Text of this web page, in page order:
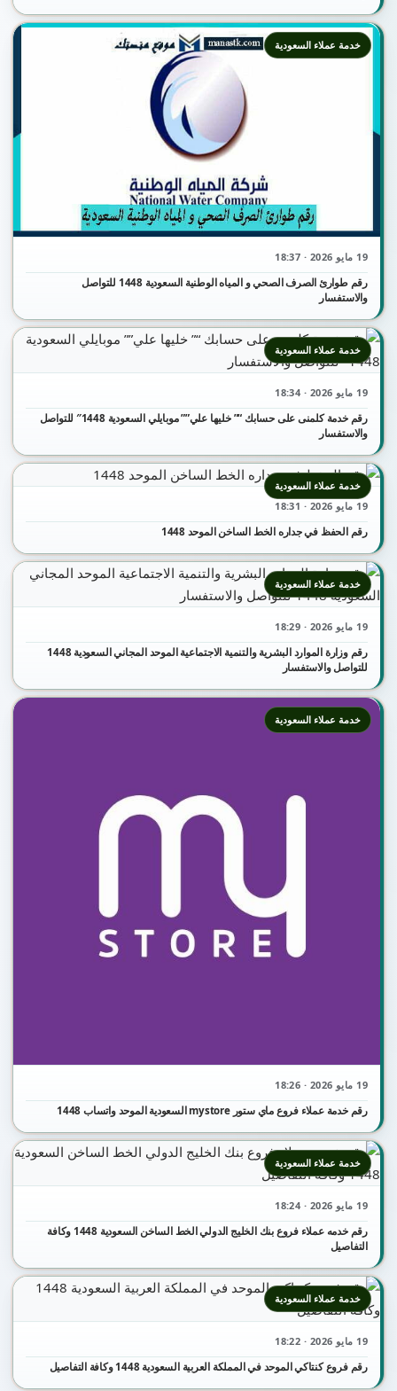
19 مايو 2026 · 18:37
رقم طوارئ الصرف الصحي و المياه الوطنية السعودية 1448 للتواصل
والاستفسار
خدمة عملاء السعودية
19 مايو 2026 · 18:34
رقم خدمة كلمنى على حسابك “” خليها علي”” موبايلي السعودية 1448″ للتواصل
والاستفسار
خدمة عملاء السعودية
19 مايو 2026 · 18:31
رقم الحفظ في جداره الخط الساخن الموحد 1448
خدمة عملاء السعودية
19 مايو 2026 · 18:29
رقم وزارة الموارد البشرية والتنمية الاجتماعية الموحد المجاني السعودية 1448
للتواصل والاستفسار
خدمة عملاء السعودية
19 مايو 2026 · 18:26
رقم خدمة عملاء فروع ماي ستور mystore السعودية الموحد واتساب 1448
خدمة عملاء السعودية
19 مايو 2026 · 18:24
رقم خدمه عملاء فروع بنك الخليج الدولي الخط الساخن السعودية 1448 وكافة
التفاصيل
خدمة عملاء السعودية
19 مايو 2026 · 18:22
رقم فروع كنتاكي الموحد في المملكة العربية السعودية 1448 وكافة التفاصيل
خدمة عملاء السعودية